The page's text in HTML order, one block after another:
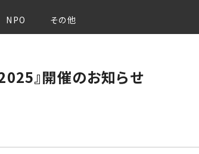
NPO その他
』開催のお知らせ